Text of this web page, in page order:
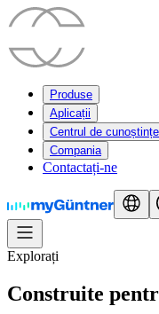
Produse
Aplicații
Centrul de cunoștințe
Compania
Contactați-ne
Explorați
Construite